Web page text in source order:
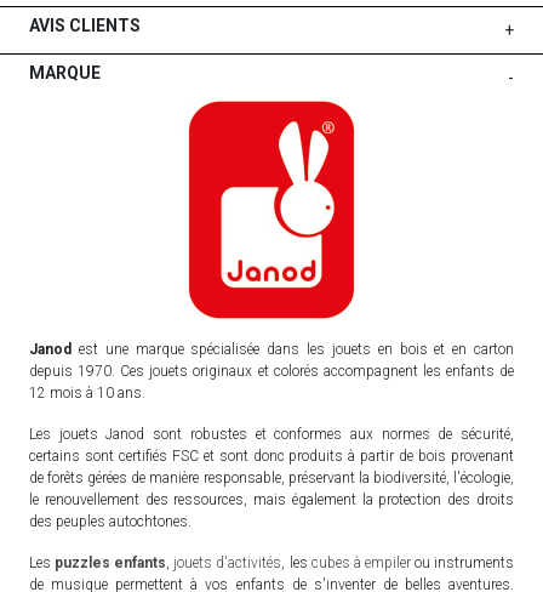
AVIS CLIENTS +
MARQUE -
Janod est une marque spécialisée dans les jouets en bois et en carton
depuis 1970. Ces jouets originaux et colorés accompagnent les enfants de
12 mois à 10 ans.
Les jouets Janod sont robustes et conformes aux normes de sécurité,
certains sont certifiés FSC et sont donc produits à partir de bois provenant
de forêts gérées de manière responsable, préservant la biodiversité, l'écologie,
le renouvellement des ressources, mais également la protection des droits
des peuples autochtones.
Les puzzles enfants, jouets d'activités, les cubes à empilerou instruments
de musique permettent à vos enfants de s'inventer de belles aventures.